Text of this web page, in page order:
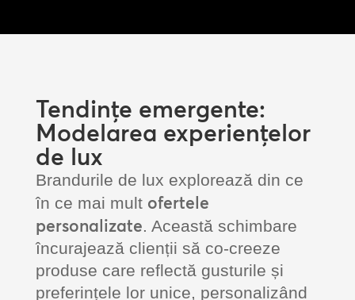
Tendințe emergente:
Modelarea experiențelor
de lux
Brandurile de lux explorează din ce
în ce mai mult ofertele
personalizate. Această schimbare
încurajează clienții să co-creeze
produse care reflectă gusturile și
preferințele lor unice, personalizând